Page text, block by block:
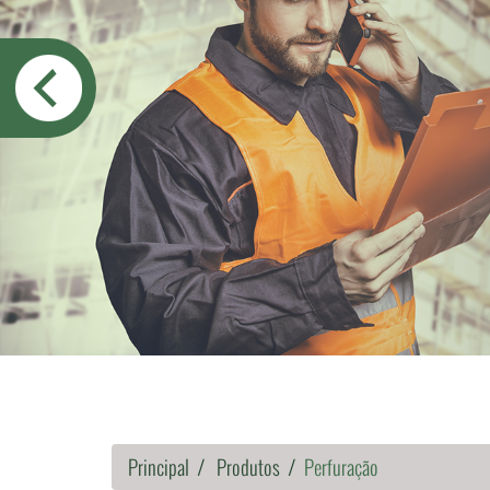
Principal Produtos Perfuração